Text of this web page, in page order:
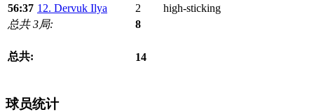
56:37 12. Dervuk Ilya 2
high-sticking
总共 3局:
8
总共: 14
球员统计